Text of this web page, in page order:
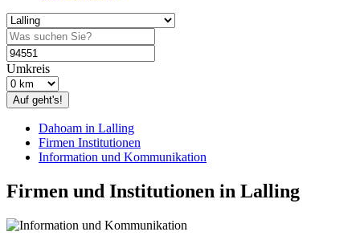
Umkreis
Auf geht's!
Dahoam in Lalling
Firmen Institutionen
Information und Kommunikation
Firmen und Institutionen in Lalling